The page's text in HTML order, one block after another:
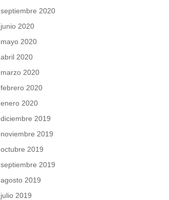
septiembre 2020
junio 2020
mayo 2020
abril 2020
marzo 2020
febrero 2020
enero 2020
diciembre 2019
noviembre 2019
octubre 2019
septiembre 2019
agosto 2019
julio 2019